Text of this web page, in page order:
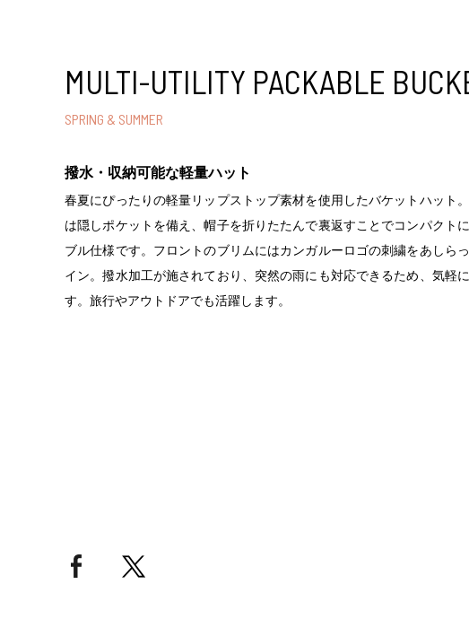
MULTI-UTILITY PACKABLE
SPRING & SUMMER
撥水・収納可能な軽量ハット
春夏にぴったりの軽量リップストップ素材を使用したバケットハット
は隠しポケットを備え、帽子を折りたたんで裏返すことでコンパクト
ブル仕様です。フロントのブリムにはカンガルーロゴの刺繍をあしら
イン。撥水加工が施されており、突然の雨にも対応できるため、気軽
す。旅行やアウトドアでも活躍します。